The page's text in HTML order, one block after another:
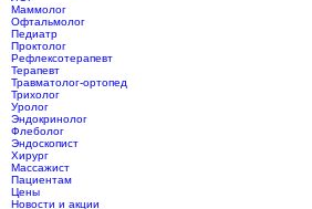
Маммолог
Офтальмолог
Педиатр
Проктолог
Рефлексотерапевт
Терапевт
Травматолог-ортопед
Трихолог
Уролог
Эндокринолог
Флеболог
Эндоскопист
Хирург
Массажист
Пациентам
Цены
Новости и акции